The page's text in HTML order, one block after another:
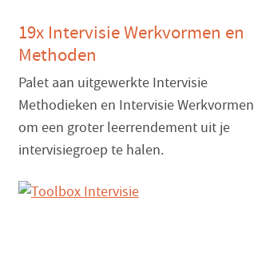
19x Intervisie Werkvormen en
Methoden
Palet aan uitgewerkte Intervisie
Methodieken en Intervisie Werkvormen
om een groter leerrendement uit je
intervisiegroep te halen.